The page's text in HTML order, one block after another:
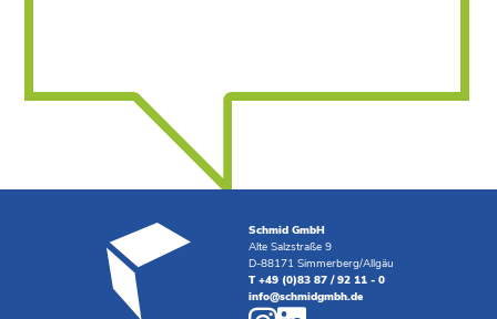
Schmid GmbH
Alte Salzstraße 9
D-88171 Simmerberg/Allgäu
T +49 (0)83 87 / 92 11 - 0
info@schmidgmbh.de